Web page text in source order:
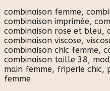
combinaison femme,
combinaison imprimée,
combinaison rose et bleu,
combinaison viscose,
combinaison chic femme,
combinaison taille 38,
main femme, friperie chic,
femme